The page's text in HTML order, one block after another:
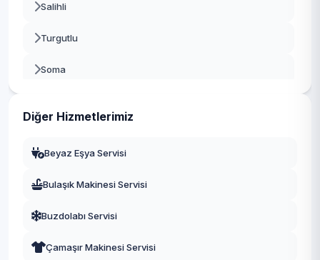
Salihli
Turgutlu
Soma
Diğer Hizmetlerimiz
Beyaz Eşya Servisi
Bulaşık Makinesi Servisi
Buzdolabı Servisi
Çamaşır Makinesi Servisi